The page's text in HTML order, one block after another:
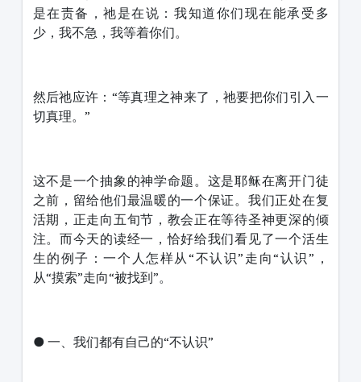
是在责备，祂是在说：我知道你们现在能承受多
少，我不急，我等着你们。
然后祂应许：“等真理之神来了，祂要把你们引入一
切真理。”
这不是一个抽象的神学命题。这是耶稣在离开门徒
之前，留给他们最温暖的一个保证。我们正处在复
活期，正走向五旬节，教会正在等待圣神更深的倾
注。而今天的读经一，恰好给我们看见了一个活生
生的例子：一个人怎样从“不认识”走向“认识”，
从“摸索”走向“被找到”。
● 一、我们都有自己的“不认识”